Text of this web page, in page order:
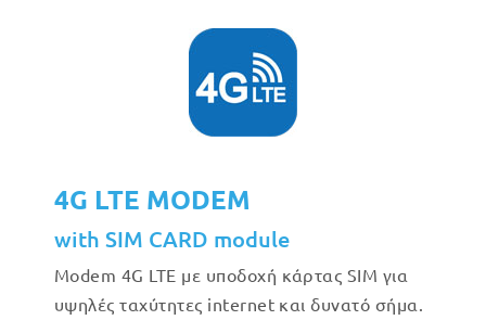
4G LTE MODEM
with SIM CARD module
Modem 4G LTE με υποδοχή κάρτας SIM για
υψηλές ταχύτητες internet και δυνατό σήμα.